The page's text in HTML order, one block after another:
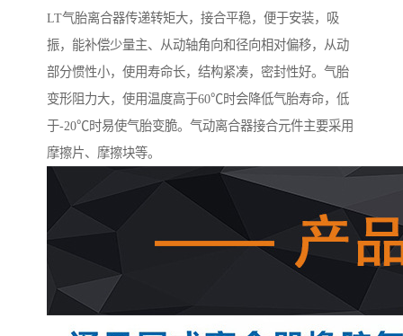
LT气胎离合器传递转矩大，接合平稳，便于安装，吸
振，能补偿少量主、从动轴角向和径向相对偏移，从动
部分惯性小，使用寿命长，结构紧凑，密封性好。气胎
变形阻力大，使用温度高于60℃时会降低气胎寿命，低
于-20℃时易使气胎变脆。气动离合器接合元件主要采用
摩擦片、摩擦块等。